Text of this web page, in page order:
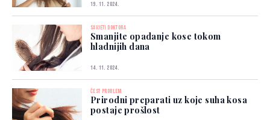
19. 11. 2024.
SAVJETI DOKTORA
Smanjite opadanje kose tokom
hladnijih dana
14. 11. 2024.
ČEST PROBLEM
Prirodni preparati uz koje suha kosa
postaje prošlost